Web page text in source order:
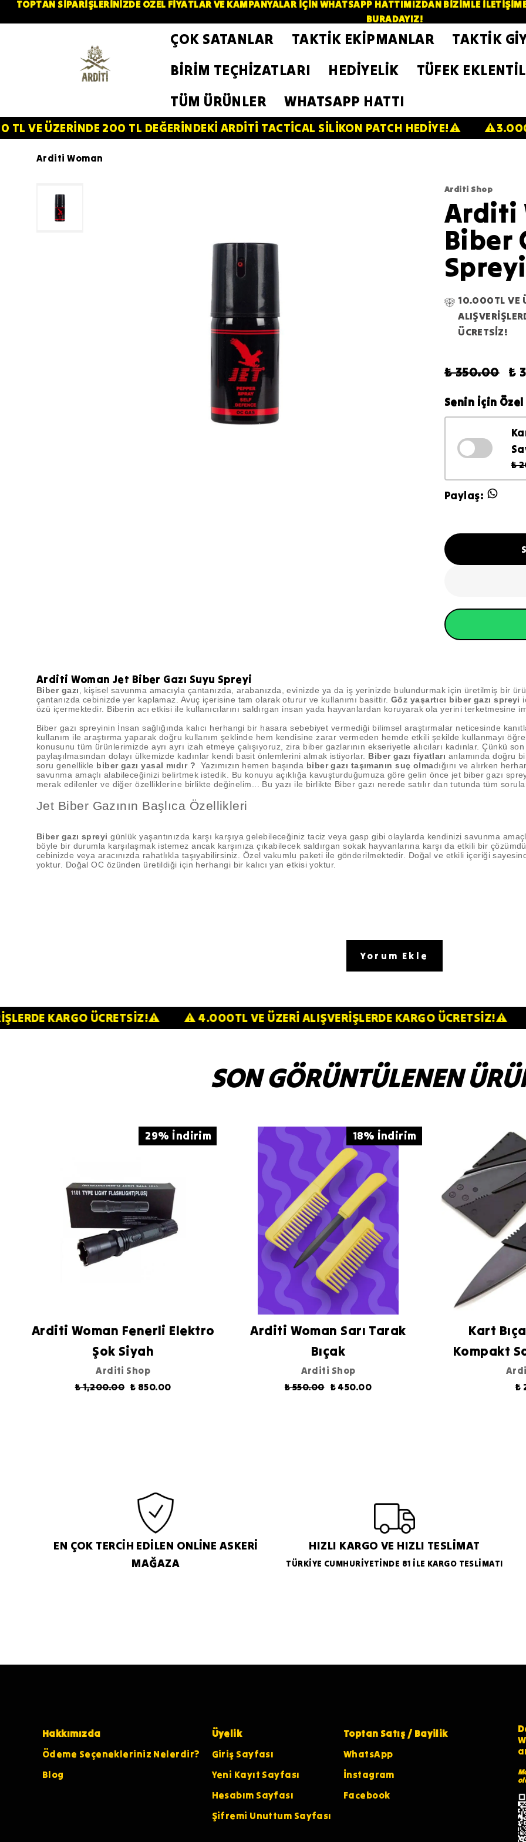
TOPTAN SİPARİŞLERİNİZDE ÖZEL FİYATLAR VE KAMPANYALAR İÇİN WHATSAPP HATTIMIZDAN BİZİMLE
BURADAYIZ!
ÇOK SATANLAR TAKTİK EKİPMANLAR
TAKTİK
BİRİM TEÇHİZATLARI
HEDİYELİK
TÜFEK
TÜM ÜRÜNLER
WHATSAPP HATTI
200 TL DEĞERİNDEKİ ARDİTİ TACTİCAL SİLİKON PATCH HEDİYE!⚠️ ⚠️3.000 TL VE
Arditi Woman
Arditi Shop
Arditi
Biber
Spreyi
10.000TL VE
ÜCRETSİZ!
₺ 350.00 ₺
Senin İçin
₺
Paylaş:
Arditi Woman Jet Biber Gazı Suyu Spreyi
Biber gazı, kişisel savunma amacıyla çantanızda, arabanızda, evinizde ya da iş yerinizde bulundurmak için üretilmiş bir
çantanızda cebinizde yer kaplamaz. Avuç içerisine tam olarak oturur ve kullanımı basittir. Göz yaşartıcı biber gazı spreyi
özü içermektedir. Biberin acı etkisi ile kullanıcılarını saldırgan insan yada hayvanlardan koruyarak ola yerini terketmesine
Biber gazı spreyinin İnsan sağlığında kalıcı herhangi bir hasara sebebiyet vermediği bilimsel araştırmalar neticesinde
kullanım ile araştırma yaparak doğru kullanım şeklinde hem kendisine zarar vermeden hemde etkili şekilde kullanmayı
konusunu tüm ürünlerimizde ayrı ayrı izah etmeye çalışıyoruz, zira biber gazlarının ekseriyetle alıcıları kadınlar. Çünkü
paylaşılmasından dolayı ülkemizde kadınlar kendi basit önlemlerini almak istiyorlar. Biber gazı fiyatları anlamında doğru
soru genellikle biber gazı yasal mıdır ? Yazımızın hemen başında biber gazı taşımanın suç olmadığını ve alırken
savunma amaçlı alabileceğinizi belirtmek istedik. Bu konuyu açıklığa kavuşturduğumuza göre gelin önce jet biber gazı
merak edilenler ve diğer özelliklerine birlikte değinelim... Bu yazı ile birlikte Biber gazı nerede satılır dan tutunda tüm
Jet Biber Gazının Başlıca Özellikleri
Biber gazı spreyi günlük yaşantınızda karşı karşıya gelebileceğiniz taciz veya gasp gibi olaylarda kendinizi savunma
böyle bir durumla karşılaşmak istemez ancak karşınıza çıkabilecek saldırgan sokak hayvanlarına karşı da etkili bir
cebinizde veya aracınızda rahatlıkla taşıyabilirsiniz. Özel vakumlu paketi ile gönderilmektedir. Doğal ve etkili içeriği
yoktur. Doğal OC özünden üretildiği için herhangi bir kalıcı yan etkisi yoktur.
Yorum Ekle
KARGO ÜCRETSİZ!⚠️ ⚠️ 4.000TL VE ÜZERİ ALIŞVERİŞLERDE KARGO
SON GÖRÜNTÜLENEN
29% İndirim
Arditi Woman Fenerli Elektro
Şok Siyah
Arditi Shop
₺ 1,200.00 ₺ 850.00
18% İndirim
Arditi Woman Sarı Tarak
Bıçak
Arditi Shop
₺ 550.00 ₺ 450.00
Kart
Kompakt
₺
EN ÇOK TERCİH EDİLEN ONLİNE ASKERİ
MAĞAZA
HIZLI KARGO VE HIZLI TESLİMAT
TÜRKİYE CUMHURİYETİNDE 81 İLE KARGO TESLİMATI
Hakkımızda
Ödeme Seçenekleriniz Nelerdir?
Blog
Üyelik
Giriş Sayfası
Yeni Kayıt Sayfası
Hesabım Sayfası
Şifremi Unuttum Sayfası
Toptan Satış / Bayilik
WhatsApp
İnstagram
Facebook